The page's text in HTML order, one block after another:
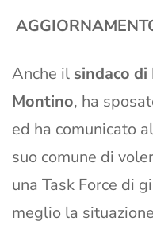
Anche il sindaco
Montino, ha
ed ha comunicato
suo comune di
una Task Force di
meglio la